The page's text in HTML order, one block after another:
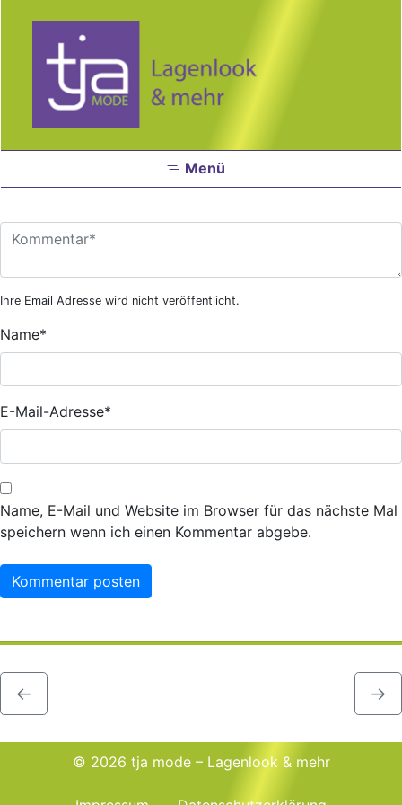
Menü
Ihre Email Adresse wird nicht veröffentlicht.
Name*
E-Mail-Adresse*
Name, E-Mail und Website im Browser für das nächste Mal
speichern wenn ich einen Kommentar abgebe.
← →
© 2026 tja mode – Lagenlook & mehr